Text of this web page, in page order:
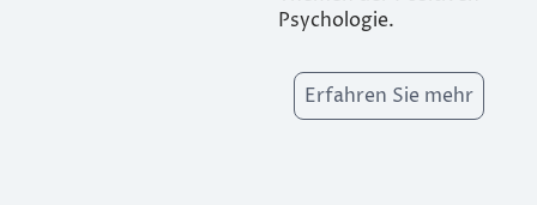
Psychologie.
Erfahren Sie mehr